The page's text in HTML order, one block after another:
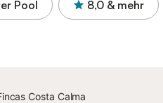
Pool 8,0 & mehr
Costa Calma